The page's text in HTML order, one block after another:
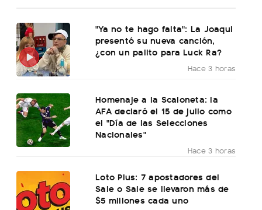
"Ya no te hago falta": La Joaqui
presentó su nueva canción,
¿con un palito para Luck Ra?
Hace 3 horas
Homenaje a la Scaloneta: la
AFA declaró el 15 de julio como
el "Día de las Selecciones
Nacionales"
Hace 3 horas
Loto Plus: 7 apostadores del
Sale o Sale se llevaron más de
$5 millones cada uno